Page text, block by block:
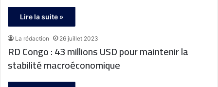
Lire la suite »
La rédaction 26 juillet 2023
RD Congo : 43 millions USD pour maintenir la
stabilité macroéconomique